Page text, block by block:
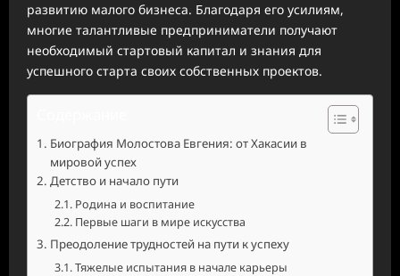
развитию малого бизнеса. Благодаря его усилиям,
многие талантливые предприниматели получают
необходимый стартовый капитал и знания для
успешного старта своих собственных проектов.
Биография Молостова Евгения: от Хакасии в
мировой успех
Детство и начало пути
Родина и воспитание
Первые шаги в мире искусства
Преодоление трудностей на пути к успеху
Тяжелые испытания в начале карьеры